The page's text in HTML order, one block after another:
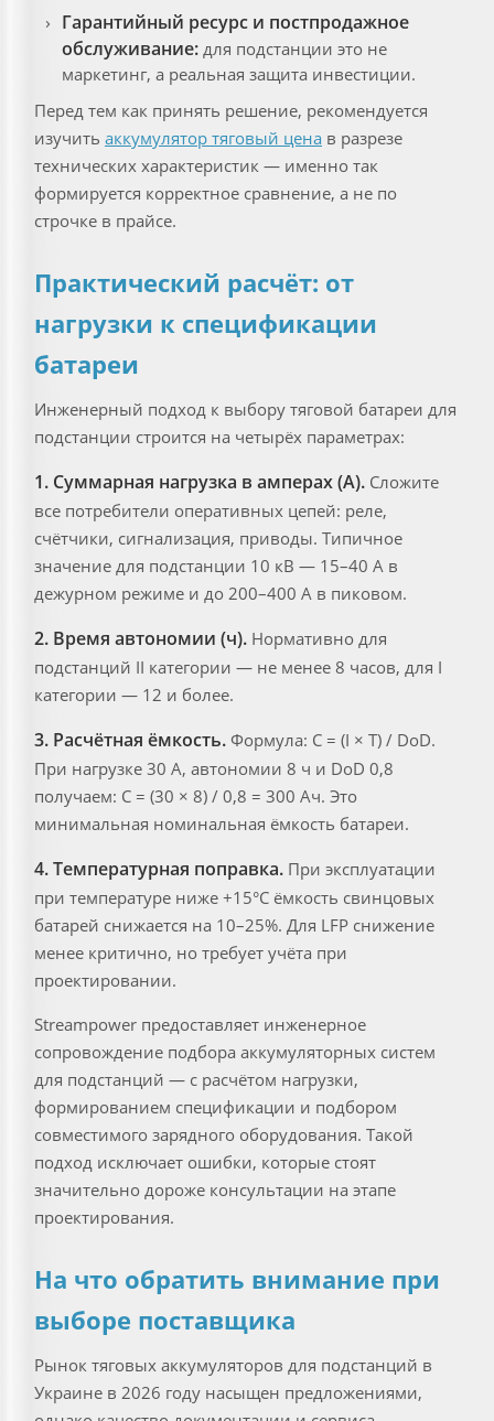
Гарантийный ресурс и постпродажное
обслуживание: для подстанции это не
маркетинг, а реальная защита инвестиции.
Перед тем как принять решение, рекомендуется
изучить аккумулятор тяговый цена в разрезе
технических характеристик — именно так
формируется корректное сравнение, а не по
строчке в прайсе.
Практический расчёт: от
нагрузки к спецификации
батареи
Инженерный подход к выбору тяговой батареи для
подстанции строится на четырёх параметрах:
1. Суммарная нагрузка в амперах (A). Сложите
все потребители оперативных цепей: реле,
счётчики, сигнализация, приводы. Типичное
значение для подстанции 10 кВ — 15–40 А в
дежурном режиме и до 200–400 А в пиковом.
2. Время автономии (ч). Нормативно для
подстанций II категории — не менее 8 часов, для I
категории — 12 и более.
3. Расчётная ёмкость. Формула: C = (I × T) / DoD.
При нагрузке 30 А, автономии 8 ч и DoD 0,8
получаем: C = (30 × 8) / 0,8 = 300 Ач. Это
минимальная номинальная ёмкость батареи.
4. Температурная поправка. При эксплуатации
при температуре ниже +15°C ёмкость свинцовых
батарей снижается на 10–25%. Для LFP снижение
менее критично, но требует учёта при
проектировании.
Streampower предоставляет инженерное
сопровождение подбора аккумуляторных систем
для подстанций — с расчётом нагрузки,
формированием спецификации и подбором
совместимого зарядного оборудования. Такой
подход исключает ошибки, которые стоят
значительно дороже консультации на этапе
проектирования.
На что обратить внимание при
выборе поставщика
Рынок тяговых аккумуляторов для подстанций в
Украине в 2026 году насыщен предложениями,